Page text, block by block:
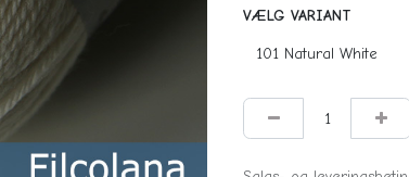
VÆLG VARIANT